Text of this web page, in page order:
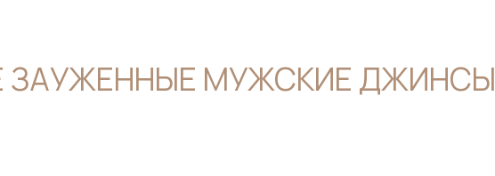
ЗАУЖЕННЫЕ МУЖСКИЕ ДЖИНСЫ